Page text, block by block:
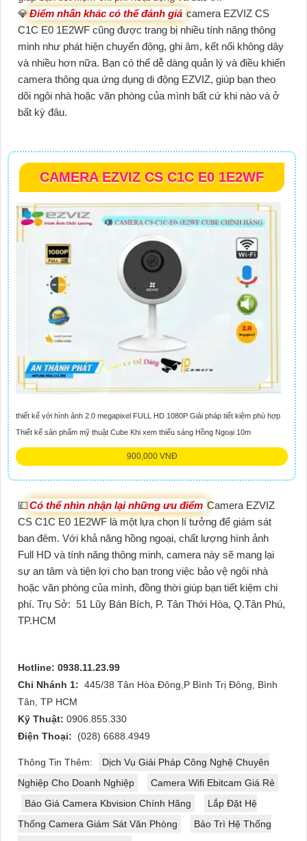
💎Điểm nhấn khác có thể đánh giá camera EZVIZ CS
C1C E0 1E2WF cũng được trang bị nhiều tính năng thông
minh như phát hiện chuyển động, ghi âm, kết nối không dây
và nhiều hơn nữa. Bạn có thể dễ dàng quản lý và điều khiển
camera thông qua ứng dụng di động EZVIZ, giúp bạn theo
dõi ngôi nhà hoặc văn phòng của mình bất cứ khi nào và ở
bất kỳ đâu.
CAMERA EZVIZ CS C1C E0 1E2WF
thiết kế với hình ảnh 2.0 megapixel FULL HD 1080P Giải pháp tiết kiệm phù hợp
Thiết kế sản phẩm mỹ thuật Cube Khi xem thiếu sáng Hồng Ngoại 10m
900,000 VNĐ
💷Có thể nhìn nhận lại những ưu điểm Camera EZVIZ
CS C1C E0 1E2WF là một lựa chọn lí tưởng để giám sát
ban đêm. Với khả năng hồng ngoại, chất lượng hình ảnh
Full HD và tính năng thông minh, camera này sẽ mang lại
sự an tâm và tiện lợi cho bạn trong việc bảo vệ ngôi nhà
hoặc văn phòng của mình, đồng thời giúp bạn tiết kiệm chi
phí. Trụ Sở: 51 Lũy Bán Bích, P. Tân Thới Hòa, Q.Tân Phú,
TP.HCM
Hotline: 0938.11.23.99
Chi Nhánh 1: 445/38 Tân Hòa Đông,P Bình Trị Đông, Bình
Tân, TP HCM
Kỹ Thuật: 0906.855.330
Điện Thoại:
(028) 6688.4949
Thông Tin Thêm:
Dịch Vụ Giải Pháp Công Nghệ Chuyên
Nghiệp Cho Doanh Nghiệp
Camera Wifi Ebitcam Giá Rẻ
Báo Giá Camera Kbvision Chính Hãng
Lắp Đặt Hệ
Thống Camera Giám Sát Văn Phòng
Bảo Trì Hệ Thống